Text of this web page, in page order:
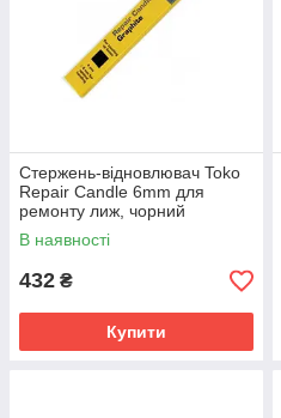
Стержень-відновлювач Toko
Repair Candle 6mm для
ремонту лиж, чорний
восковий брусок
В наявності
432 ₴
Купити